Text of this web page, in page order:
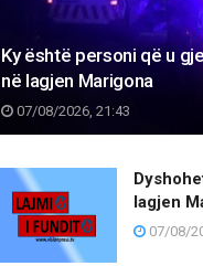
Ky është personi që u
në lagjen Marigona
07/08/2026, 21:43
lagjen
07/08/